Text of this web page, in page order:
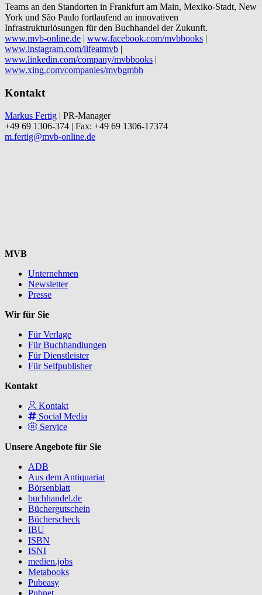
Teams an den Standorten in Frankfurt am Main, Mexiko-Stadt, New
York und São Paulo fortlaufend an innovativen
Infrastrukturlösungen für den Buchhandel der Zukunft.
www.mvb-online.de | www.facebook.com/mvbbooks |
www.instagram.com/lifeatmvb |
www.linkedin.com/company/mvbbooks |
www.xing.com/companies/mvbgmbh
Kontakt
Markus Fertig | PR-Manager
+49 69 1306-374 | Fax: +49 69 1306-17374
m.fertig@mvb-online.de
MVB
Unternehmen
Newsletter
Presse
Wir für Sie
Für Verlage
Für Buchhandlungen
Für Dienstleister
Für Selfpublisher
Kontakt
Kontakt
Social Media
Service
Unsere Angebote für Sie
ADB
Aus dem Antiquariat
Börsenblatt
buchhandel.de
Büchergutschein
Bücherscheck
IBU
ISBN
ISNI
medien.jobs
Metabooks
Pubeasy
Pubnet